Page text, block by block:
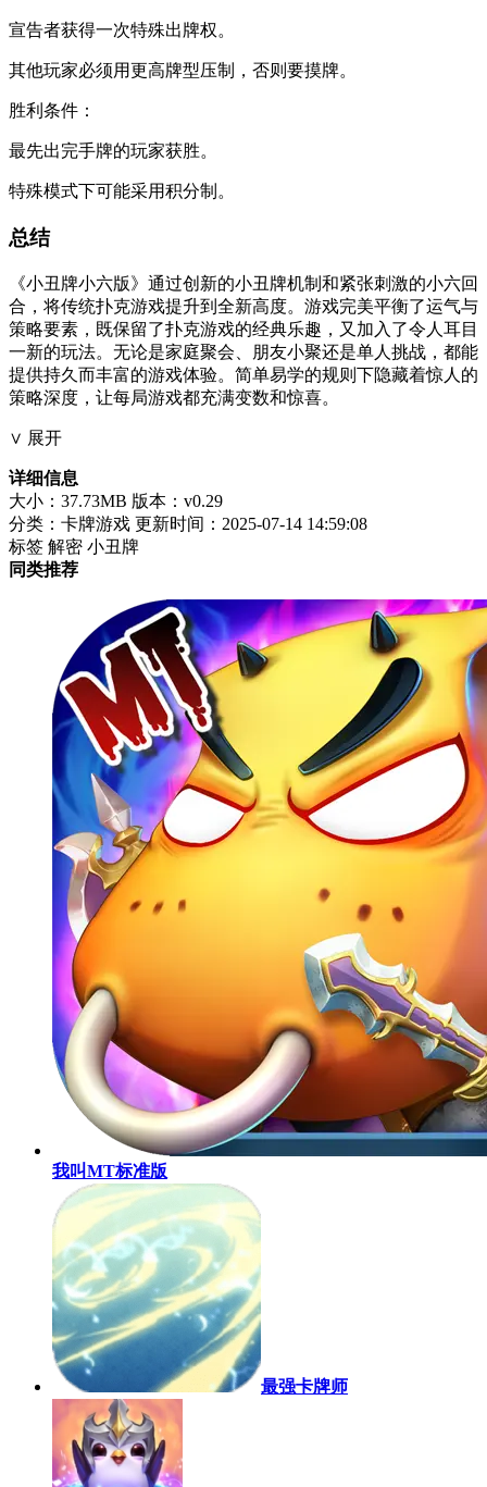
宣告者获得一次特殊出牌权。
其他玩家必须用更高牌型压制，否则要摸牌。
​​胜利条件​​：
最先出完手牌的玩家获胜。
特殊模式下可能采用积分制。​​
​​总结​​
《小丑牌小六版》通过创新的小丑牌机制和紧张刺激的小六回
合，将传统扑克游戏提升到全新高度。游戏完美平衡了运气与
策略要素，既保留了扑克游戏的经典乐趣，又加入了令人耳目
一新的玩法。无论是家庭聚会、朋友小聚还是单人挑战，都能
提供持久而丰富的游戏体验。简单易学的规则下隐藏着惊人的
策略深度，让每局游戏都充满变数和惊喜。
∨ 展开
详细信息
大小：37.73MB 版本：v0.29
分类：卡牌游戏 更新时间：2025-07-14 14:59:08
标签 解密 小丑牌
同类推荐
我叫MT标准版
最强卡牌师